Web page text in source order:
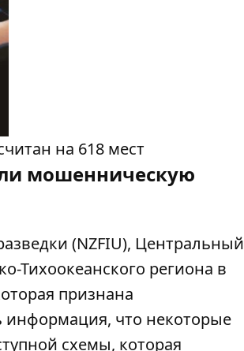
на 618 мест
мошенническую
(NZFIU), Центральный
Тихоокеанского региона в
признана
информация, что некоторые
схемы, которая